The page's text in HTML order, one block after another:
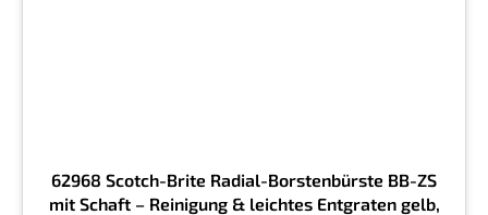
62968 Scotch-Brite Radial-Borstenbürste BB-ZS
mit Schaft – Reinigung & leichtes Entgraten gelb,